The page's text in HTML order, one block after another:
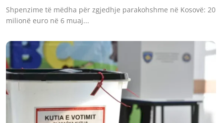
Shpenzime të mëdha për zgjedhje parakohshme në Kosovë: 20
milionë euro në 6 muaj...